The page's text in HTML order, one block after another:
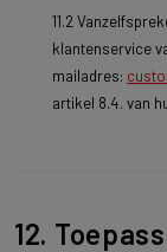
11.2
klantenservice
mailadres:
artikel 8.4. van
12.